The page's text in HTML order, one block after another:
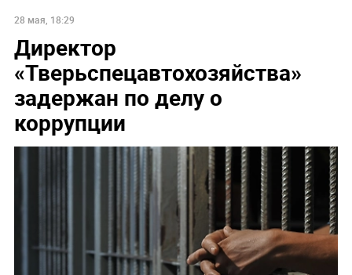
28 мая, 18:29
Директор
«Тверьспецавтохозяйства»
задержан по делу о
коррупции